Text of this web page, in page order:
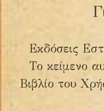
Εκδόσεις
Το κείμενο
Βιβλίο του